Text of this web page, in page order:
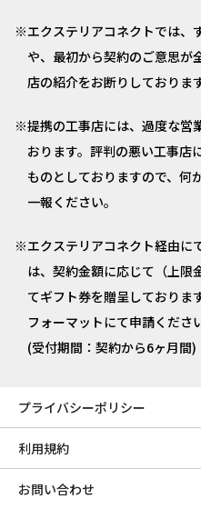
エクステリアコネクトでは、
や、最初から契約のご意思が
店の紹介をお断りしております
提携の工事店には、過度な営
おります。評判の悪い工事店
ものとしておりますので、何
一報ください。
エクステリアコネクト経由に
は、契約金額に応じて（上限
てギフト券を贈呈しておりま
フォーマットにて申請くださ
(受付期間：契約から6ヶ月間)
プライバシーポリシー
利用規約
お問い合わせ